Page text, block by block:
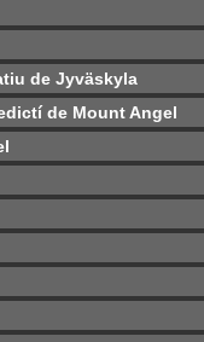
de Jyväskyla
de Mount Angel